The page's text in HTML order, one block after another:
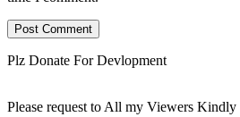
Plz Donate For Devlopment
Please request to All my Viewers